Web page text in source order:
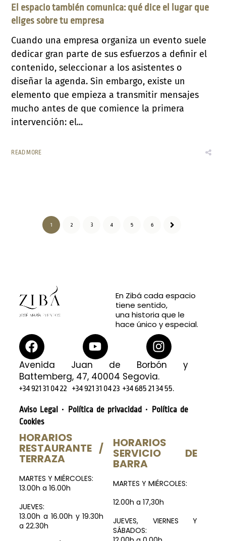
El espacio también comunica: qué dice el lugar que
eliges sobre tu empresa
Cuando una empresa organiza un evento suele
dedicar gran parte de sus esfuerzos a definir el
contenido, seleccionar a los asistentes o
diseñar la agenda. Sin embargo, existe un
elemento que empieza a transmitir mensajes
mucho antes de que comience la primera
intervención: el...
READ MORE
1 2 3 4 5 6
En Zibá cada espacio
tiene sentido,
una historia que le
hace único y especial.
Avenida Juan de Borbón y
Battemberg, 47, 40004 Segovia.
+34 921 31 04 22 +34 921 31 04 23 +34 685 21 34 55.
Aviso Legal · Política de privacidad ·
Política de
Cookies
HORARIOS
RESTAURANTE /
TERRAZA
MARTES Y MIÉRCOLES:
13.00h a 16.00h
JUEVES:
13.00h a 16.00h y 19.30h
a 22.30h
HORARIOS
SERVICIO DE
BARRA
MARTES Y MIÉRCOLES:
12.00h a 17,30h
JUEVES, VIERNES Y
SÁBADOS: